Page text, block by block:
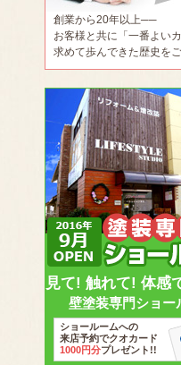
創業から20年以上──
お客様と共に「一番よい
求めて歩んできた歴史をご
見て! 触れて! 体感
壁塗装専門ショー
ショールームへの
来店予約でクオカード
1000円分プレゼント!!